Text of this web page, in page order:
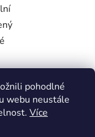
pohodlné
webu neustále
Více